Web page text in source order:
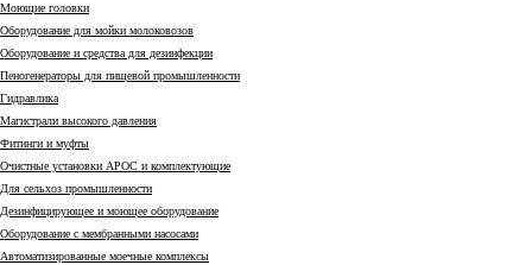
Моющие головки
Оборудование для мойки молоковозов
Оборудование и средства для дезинфекции
Пеногенераторы для пищевой промышленности
Гидравлика
Магистрали высокого давления
Фитинги и муфты
Очистные установки АРОС и комплектующие
Для сельхоз промышленности
Дезинфицирующее и моющее оборудование
Оборудование с мембранными насосами
Автоматизированные моечные комплексы